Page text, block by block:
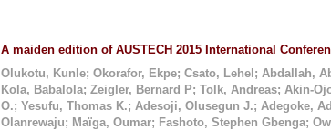
A maiden edition of AUSTECH 2015 International
Olukotu, Kunle; Okorafor, Ekpe; Csato, Lehel ; Abdallah,
Kola, Babalola; Zeigler, Bernard P; Tolk, Andreas; Akin-
O.; Yesufu, Thomas K.; Adesoji, Olusegun J.; Adegoke,
Olanrewaju; Maïga, Oumar; Fashoto, Stephen Gbenga;